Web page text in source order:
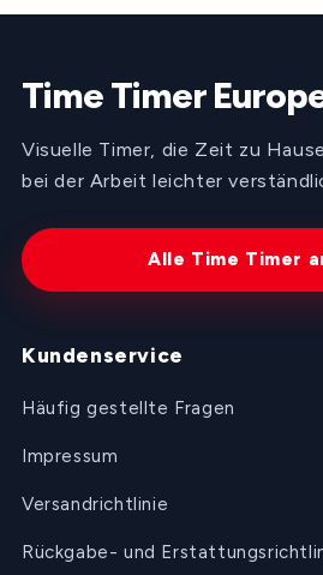
Time Timer
Visuelle Timer, die Zeit zu
bei der Arbeit leichter
Alle Time Timer
Kundenservice
Häufig gestellte Fragen
Impressum
Versandrichtlinie
Rückgabe- und